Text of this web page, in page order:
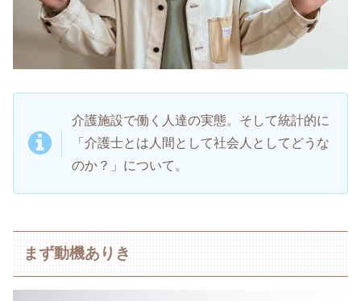
介護施設で働く人達の実態。そして統計的に
「介護士とは人間として社会人としてどうな
のか？」について。
まず動機ありき